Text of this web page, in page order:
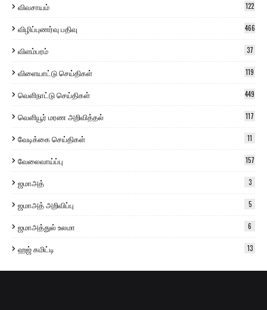
விவசாயம் 122
விழிப்புணர்வு பதிவு 466
விளம்பரம் 37
விளையாட்டு செய்திகள் 119
வெளிநாட்டு செய்திகள் 449
வெளியூர் மரண அறிவித்தல் 117
வேடிக்கை செய்திகள் 11
வேலைவாய்ப்பு 157
ஜமாஅத் 3
ஜமாஅத் அறிவிப்பு 5
ஜமாஅத்துல் உலமா 6
ஹஜ் கமிட்டி 13